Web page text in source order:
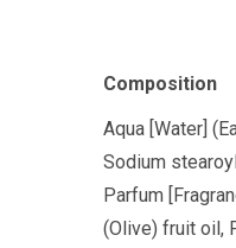
Composition
Aqua [Water]
Sodium
Parfum
(Olive) fruit oil,